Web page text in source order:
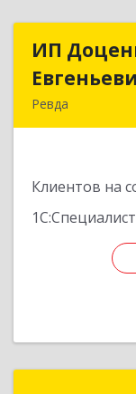
ИП
Ревда
Клиентов на
1С:Специалист